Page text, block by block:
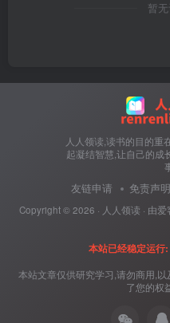
暂
人人领读,读书的目的重
起凝结智慧,让自己的成
友链申请 免责声明
Copyright © 2026 · 人人领读 · 由爱
本站已经稳定运
本站文章仅供研究学习,请勿商用,
了您的权